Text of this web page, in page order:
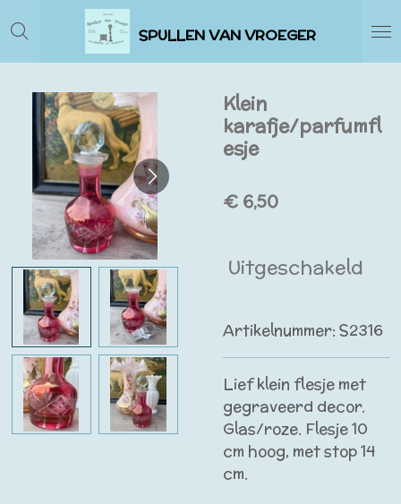
Ga
direct
naar
hoofdinhoud
SPULLEN VAN VROEGER
Klein
karafje/parfumfl
esje
€ 6,50
Uitgeschakeld
Artikelnummer: S2316
Lief klein flesje met
gegraveerd decor.
Glas/roze. Flesje 10
cm hoog, met stop 14
cm.